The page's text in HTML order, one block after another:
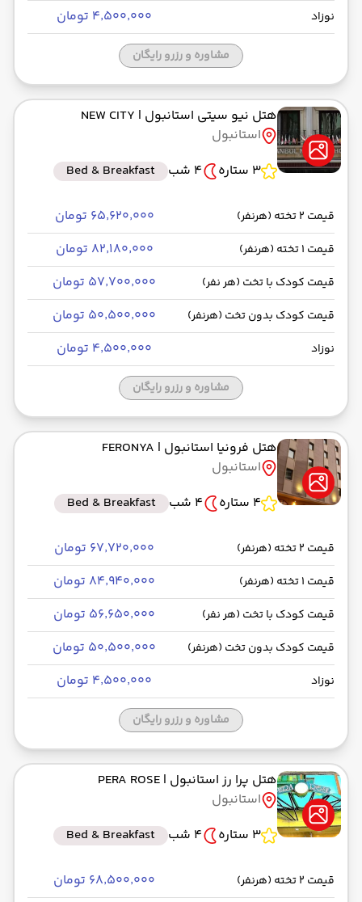
نوزاد ۴٬۵۰۰٬۰۰۰ تومان
مشاوره و رزرو رایگان
هتل نیو سیتی استانبول | NEW CITY
استانبول
3 ستاره
4 شب Bed & Breakfast
قیمت 2 تخته (هرنفر) ۶۵٬۶۲۰٬۰۰۰ تومان
قیمت 1 تخته (هرنفر) ۸۲٬۱۸۰٬۰۰۰ تومان
قیمت کودک با تخت (هر نفر) ۵۷٬۷۰۰٬۰۰۰ تومان
قیمت کودک بدون تخت (هرنفر) ۵۰٬۵۰۰٬۰۰۰ تومان
نوزاد ۴٬۵۰۰٬۰۰۰ تومان
مشاوره و رزرو رایگان
هتل فرونیا استانبول | FERONYA
استانبول
4 ستاره
4 شب Bed & Breakfast
قیمت 2 تخته (هرنفر) ۶۷٬۷۲۰٬۰۰۰ تومان
قیمت 1 تخته (هرنفر) ۸۴٬۹۴۰٬۰۰۰ تومان
قیمت کودک با تخت (هر نفر) ۵۶٬۶۵۰٬۰۰۰ تومان
قیمت کودک بدون تخت (هرنفر) ۵۰٬۵۰۰٬۰۰۰ تومان
نوزاد ۴٬۵۰۰٬۰۰۰ تومان
مشاوره و رزرو رایگان
هتل پرا رز استانبول | PERA ROSE
استانبول
3 ستاره
4 شب Bed & Breakfast
قیمت 2 تخته (هرنفر) ۶۸٬۵۰۰٬۰۰۰ تومان